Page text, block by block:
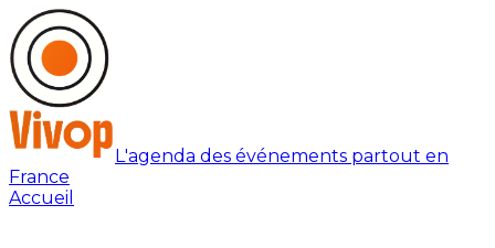
L'agenda des événements partout en
France
Accueil